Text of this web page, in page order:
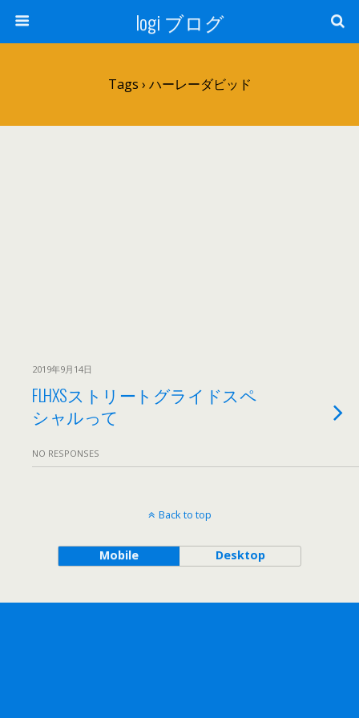
logi ブログ
Tags › ハーレーダビッド
2019年9月14日
FLHXSストリートグライドスペ
シャルって
NO RESPONSES
Back to top
Mobile Desktop